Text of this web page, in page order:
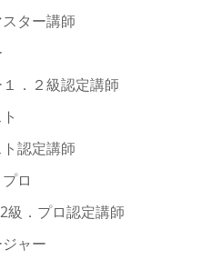
ター講師
．２級認定講師
認定講師
ロ
級．プロ認定講師
ャー